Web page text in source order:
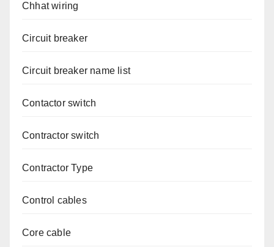
Chhat wiring
Circuit breaker
Circuit breaker name list
Contactor switch
Contractor switch
Contractor Type
Control cables
Core cable